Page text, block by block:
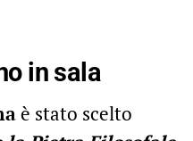
in sala
è stato scelto